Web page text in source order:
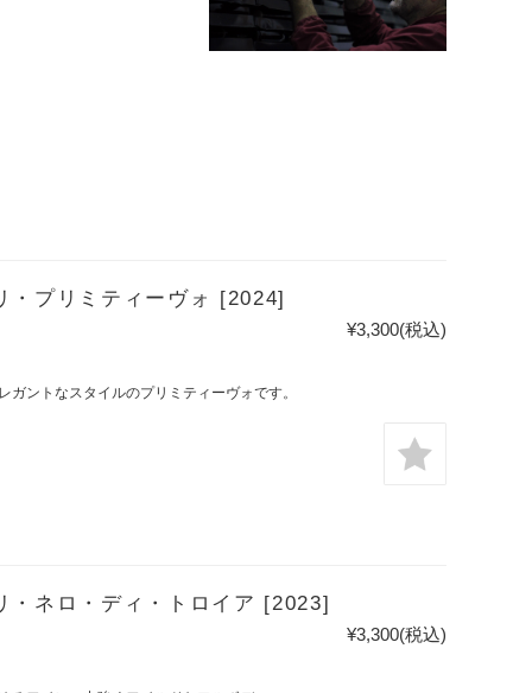
・プリミティーヴォ [2024]
¥3,300(税込)
ントなスタイルのプリミティーヴォです。
ネロ・ディ・トロイア [2023]
¥3,300(税込)